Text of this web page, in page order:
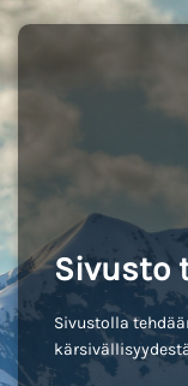
Sivusto
Sivustolla